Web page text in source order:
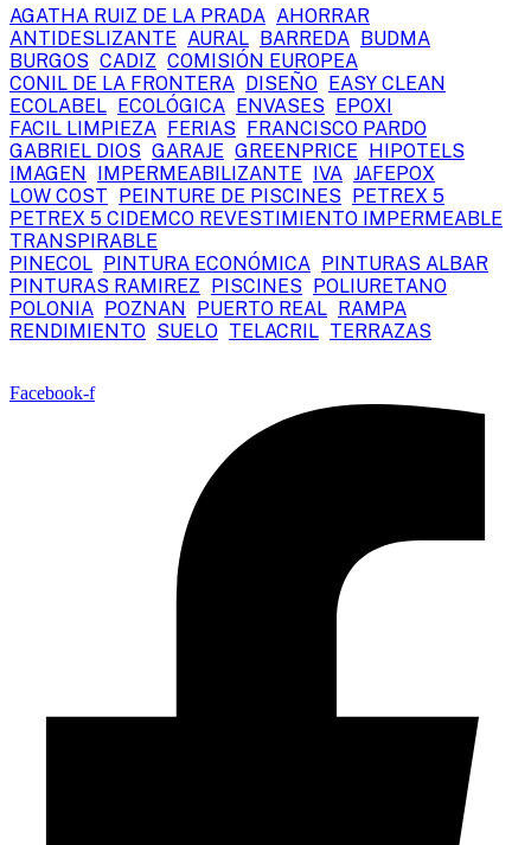
AGATHA RUIZ DE LA PRADA AHORRAR
ANTIDESLIZANTE AURAL BARREDA BUDMA
BURGOS CADIZ COMISIÓN EUROPEA
CONIL DE LA FRONTERA DISEÑO EASY CLEAN
ECOLABEL ECOLÓGICA ENVASES EPOXI
FACIL LIMPIEZA FERIAS FRANCISCO PARDO
GABRIEL DIOS GARAJE GREENPRICE HIPOTELS
IMAGEN IMPERMEABILIZANTE IVA JAFEPOX
LOW COST PEINTURE DE PISCINES PETREX 5
PETREX 5 CIDEMCO REVESTIMIENTO IMPERMEABLE
TRANSPIRABLE
PINECOL PINTURA ECONÓMICA PINTURAS ALBAR
PINTURAS RAMIREZ PISCINES POLIURETANO
POLONIA POZNAN PUERTO REAL RAMPA
RENDIMIENTO SUELO TELACRIL TERRAZAS
Facebook-f